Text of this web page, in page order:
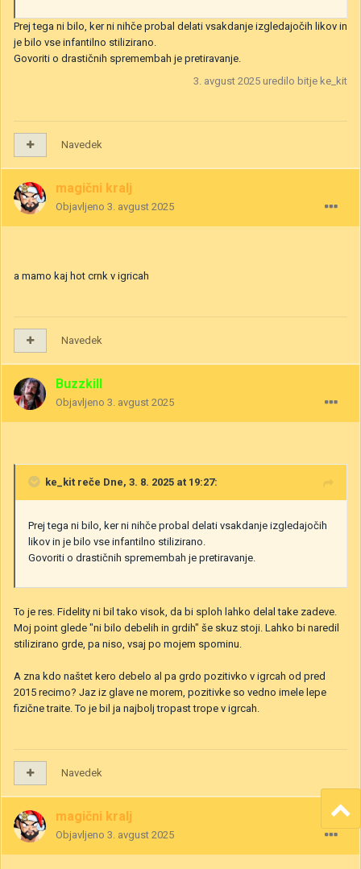
Prej tega ni bilo, ker ni nihče probal delati vsakdanje izgledajočih likov in
je bilo vse infantilno stilizirano.
Govoriti o drastičnih spremembah je pretiravanje.
3. avgust 2025 uredilo bitje ke_kit
Navedek
magični kralj
Objavljeno 3. avgust 2025
a mamo kaj hot crnk v igricah
Navedek
Buzzkill
Objavljeno 3. avgust 2025
ke_kit reče Dne, 3. 8. 2025 at 19:27:
Prej tega ni bilo, ker ni nihče probal delati vsakdanje izgledajočih
likov in je bilo vse infantilno stilizirano.
Govoriti o drastičnih spremembah je pretiravanje.
To je res. Fidelity ni bil tako visok, da bi sploh lahko delal take zadeve.
Moj point glede "ni bilo debelih in grdih" še skuz stoji. Lahko bi naredil
stilizirano grde, pa niso, vsaj po mojem spominu.
A zna kdo naštet kero debelo al pa grdo pozitivko v igrcah od pred
2015 recimo? Jaz iz glave ne morem, pozitivke so vedno imele lepe
fizične traite. To je bil ja najbolj tropast trope v igrcah.
Navedek
magični kralj
Objavljeno 3. avgust 2025